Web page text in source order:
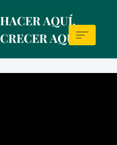
to
contentt
HACER AQUÍ,
CRECER AQUÍ.